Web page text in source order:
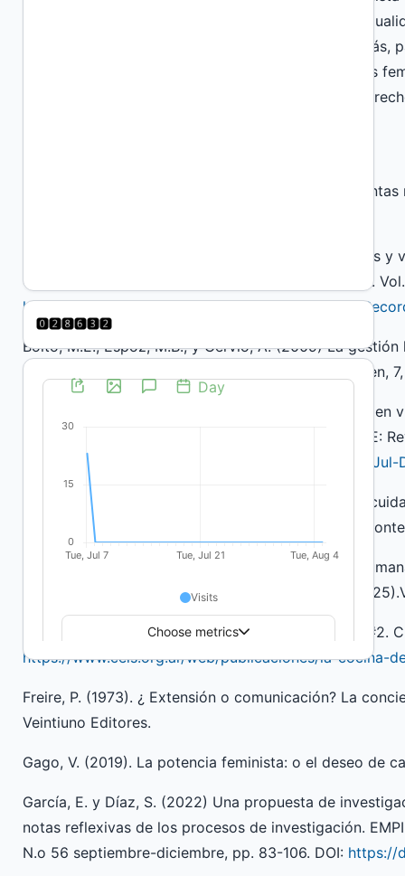
radicación, en el área de Feminismos, Género y
Humanidades de la UNC - CIECS /CONICET.
“Sostenibilidad de la vida: estrategias y resistencias
trabajo se enfoca en los estudios de género, los
Aguirre, P. (2018). La olla, la fuente y el plato.
Arito, S. M., & Rígoli, A. (2021). Salud, subjetividades
ConCienciaSocial. Revista digital de Trabajo Social.
https://repositoriosdigitales.mincyt.gob.ar/vufind/
Boito, M.E., Espoz, M.B., y Cervio, A. (2009) La
después de las “Ciudades-Barrios”. Boletín Onteaiken,
Bonavitta, P. y Gastiazoro, M. E. (2020). Violencias
extensión con mujeres de la ciudad de Córdoba. +E:
https://doi.org/10.14409/
Bonavitta, P. y Presman, C. (2022). Cuidados,
periferia de Córdoba. Pacha. Revista de Estudios
Carrasco, C. (2003). La sostenibilidad de la vida
Mujeres y trabajo: cambios impostergables, (pp. 5-
CELS. (2024). La cocina de los cuidados: informe #2.
https://www.cels.org.ar/web/publicaciones/la-cocina-
Freire, P. (1973). ¿ Extensión o comunicación? La
Veintiuno Editores.
Gago, V. (2019). La potencia feminista: o el deseo de
García, E. y Díaz, S. (2022) Una propuesta de
notas reflexivas de los procesos de investigación.
N.o 56 septiembre-diciembre, pp. 83-106. DOI: https://